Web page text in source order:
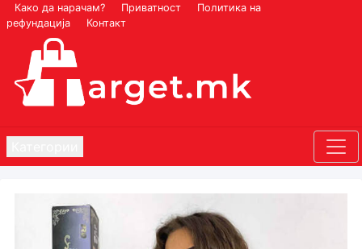
Како да нарачам? Приватност
Политика на
рефундација
Контакт